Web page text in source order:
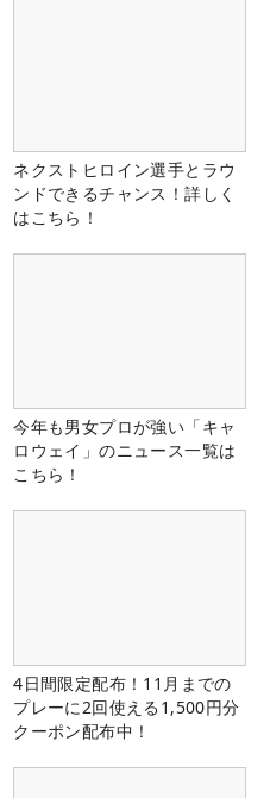
ネクストヒロイン選手とラウ
ンドできるチャンス！詳しく
はこちら！
今年も男女プロが強い「キャ
ロウェイ」のニュース一覧は
こちら！
4日間限定配布！11月までの
プレーに2回使える1,500円分
クーポン配布中！